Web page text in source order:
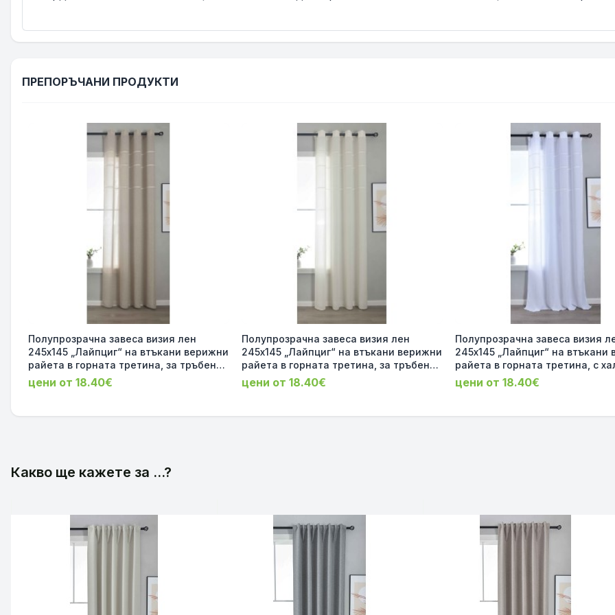
ПРЕПОРЪЧАНИ ПРОДУКТИ
Полупрозрачна завеса визия лен
245х145 „Лайпциг“ на втъкани верижни
райета в горната третина, за тръбен
корниз, цвят Таупе код-202450-003
цени от 18.40€
Полупрозрачна завеса визия лен
245х145 „Лайпциг“ на втъкани верижни
райета в горната третина, за тръбен
корниз, цвят Крем код-202450-002
цени от 18.40€
Полупрозрачна завеса визия
245х145 „Лайпциг“ на втъкани верижни
райета в горната третина, с
тръбен корниз, цвят Бял код-
001
цени от 18.40€
Какво ще кажете за ...?